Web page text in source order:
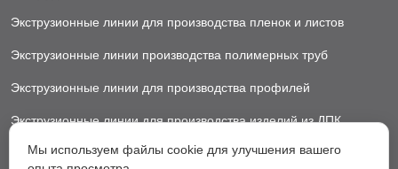
Экструзионные линии для производства пленок и листов
Экструзионные линии производства полимерных труб
Экструзионные линии для производства профилей
Экструзионные линии для производства изделий из ДПК
Экструзионные линии для производства пластиковых ковриков
Мы используем файлы cookie для улучшения вашего